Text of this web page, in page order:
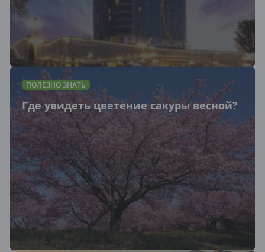
ПОЛЕЗНО ЗНАТЬ
Где увидеть цветение сакуры весной?